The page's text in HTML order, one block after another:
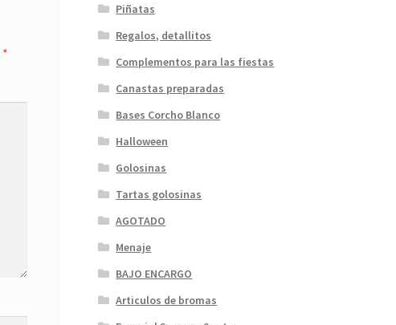
*
Piñatas
Regalos, detallitos
Complementos para las fiestas
Canastas preparadas
Bases Corcho Blanco
Halloween
Golosinas
Tartas golosinas
AGOTADO
Menaje
BAJO ENCARGO
Articulos de bromas